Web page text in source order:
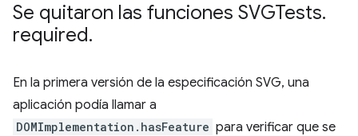
Se quitaron las funciones SVGTests.
required.
En la primera versión de la especificación SVG, una
aplicación podía llamar a
DOMImplementation.hasFeature para verificar que se